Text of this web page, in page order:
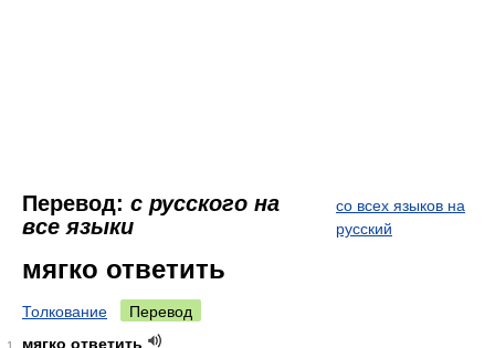
Перевод: с русского на
все языки
со всех языков на
русский
мягко ответить
Толкование Перевод
мягко ответить